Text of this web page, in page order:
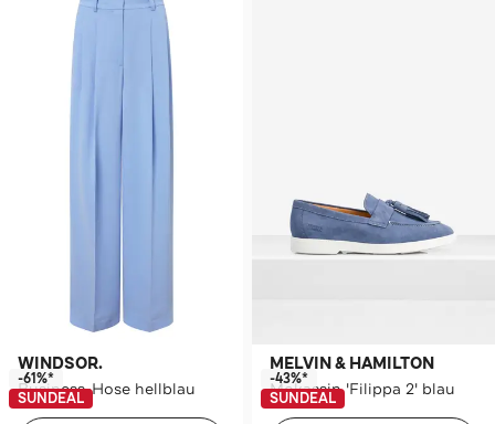
WINDSOR.
Business-Hose hellblau
-61%*
SUNDEAL
MELVIN & HAMILTON
Mokassin 'Filippa 2' blau
-43%*
SUNDEAL